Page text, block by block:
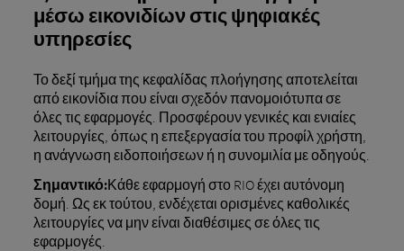
μέσω εικονιδίων στις ψηφιακές
υπηρεσίες
Το δεξί τμήμα της κεφαλίδας πλοήγησης αποτελείται
από εικονίδια που είναι σχεδόν πανομοιότυπα σε
όλες τις εφαρμογές. Προσφέρουν γενικές και ενιαίες
λειτουργίες, όπως η επεξεργασία του προφίλ χρήστη,
η ανάγνωση ειδοποιήσεων ή η συνομιλία με οδηγούς.
Σημαντικό:Κάθε εφαρμογή στο RIO έχει αυτόνομη
δομή. Ως εκ τούτου, ενδέχεται ορισμένες καθολικές
λειτουργίες να μην είναι διαθέσιμες σε όλες τις
εφαρμογές.